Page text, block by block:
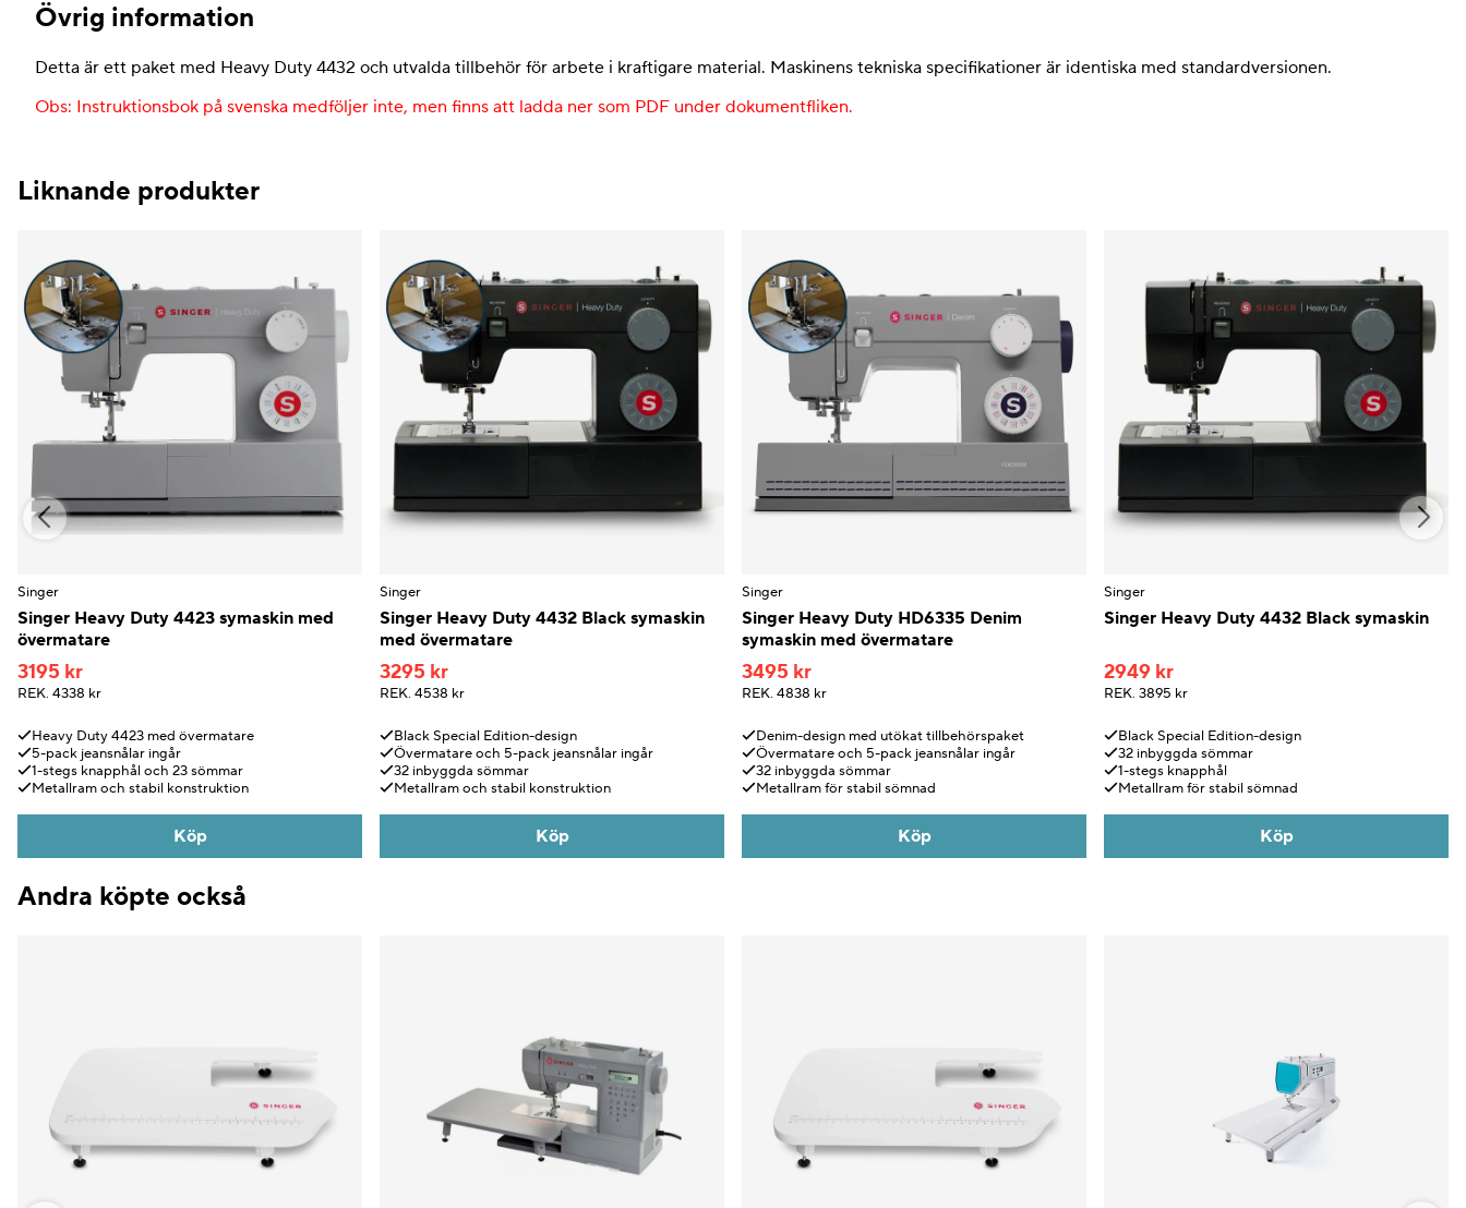
Övrig information
Detta är ett paket med Heavy Duty 4432 och utvalda tillbehör för arbete i kraftigare material. Maskinens tekniska specifikationer är identiska med standardversionen.
Obs: Instruktionsbok på svenska medföljer inte, men finns att ladda ner som PDF under dokumentfliken.
Liknande produkter
Singer
Singer Heavy Duty 4423 symaskin med
övermatare
3195 kr
REK. 4338 kr
Heavy Duty 4423 med övermatare
5-pack jeansnålar ingår
1-stegs knapphål och 23 sömmar
Metallram och stabil konstruktion
Köp
Singer
Singer Heavy Duty 4432 Black symaskin
med övermatare
3295 kr
REK. 4538 kr
Black Special Edition-design
Övermatare och 5-pack jeansnålar ingår
32 inbyggda sömmar
Metallram och stabil konstruktion
Köp
Singer
Singer Heavy Duty HD6335 Denim
symaskin med övermatare
3495 kr
REK. 4838 kr
Denim-design med utökat tillbehörspaket
Övermatare och 5-pack jeansnålar ingår
32 inbyggda sömmar
Metallram för stabil sömnad
Köp
Singer
Singer Heavy Duty 4432 Black symaskin
2949 kr
REK. 3895 kr
Black Special Edition-design
32 inbyggda sömmar
1-stegs knapphål
Metallram för stabil sömnad
Köp
Andra köpte också